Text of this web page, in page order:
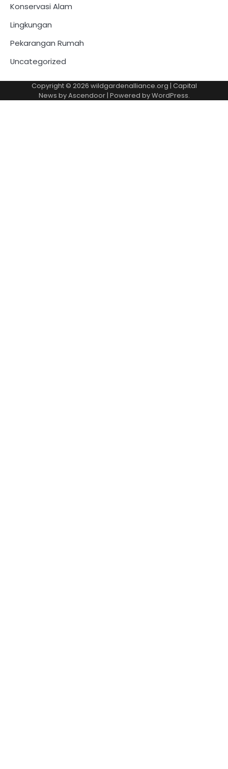
Konservasi Alam
Lingkungan
Pekarangan Rumah
Uncategorized
Copyright © 2026 wildgardenalliance.org | Capital
News byAscendoor| Powered byWordPress.